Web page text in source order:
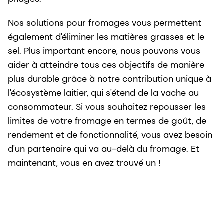
Nos solutions pour fromages vous permettent
également d'éliminer les matières grasses et le
sel. Plus important encore, nous pouvons vous
aider à atteindre tous ces objectifs de manière
plus durable grâce à notre contribution unique à
l'écosystème laitier, qui s'étend de la vache au
consommateur. Si vous souhaitez repousser les
limites de votre fromage en termes de goût, de
rendement et de fonctionnalité, vous avez besoin
d'un partenaire qui va au-delà du fromage. Et
maintenant, vous en avez trouvé un !